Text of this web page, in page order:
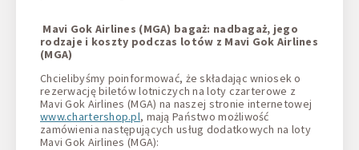
Mavi Gok Airlines (MGA) bagaż: nadbagaż, jego
rodzaje i koszty podczas lotów z Mavi Gok Airlines
(MGA)
Chcielibyśmy poinformować, że składając wniosek o
rezerwację biletów lotniczych na loty czarterowe z
Mavi Gok Airlines (MGA) na naszej stronie internetowej
www.chartershop.pl, mają Państwo możliwość
zamówienia następujących usług dodatkowych na loty
Mavi Gok Airlines (MGA):